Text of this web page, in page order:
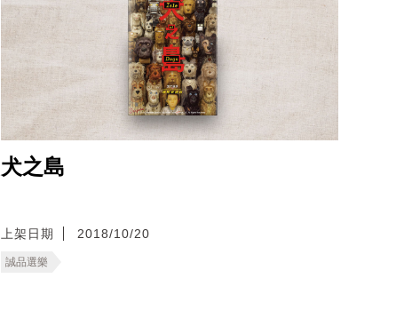
犬之島
上架日期 2018/10/20
誠品選樂